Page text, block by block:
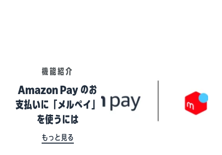
機能紹介
Amazon Pay のお
支払いに「メルぺイ」
を使うには
もっと見る